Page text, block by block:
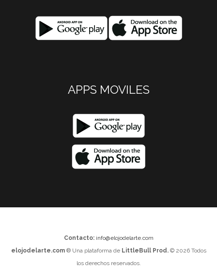
APPS MOVILES
Contacto: info@elojodelarte.com
elojodelarte.com® Una plataforma de LittleBull Prod.© 2026 Todos
los derechos reservados.